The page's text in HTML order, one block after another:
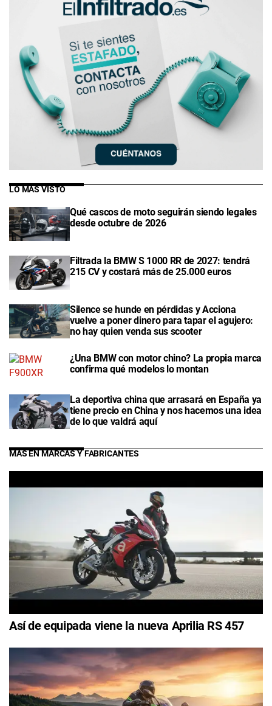
LO MÁS VISTO
Qué cascos de moto seguirán siendo legales
desde octubre de 2026
Filtrada la BMW S 1000 RR de 2027: tendrá
215 CV y costará más de 25.000 euros
Silence se hunde en pérdidas y Acciona
vuelve a poner dinero para tapar el agujero:
no hay quien venda sus scooter
¿Una BMW con motor chino? La propia marca
confirma qué modelos lo montan
La deportiva china que arrasará en España ya
tiene precio en China y nos hacemos una idea
de lo que valdrá aquí
MÁS EN MARCAS Y FABRICANTES
Así de equipada viene la nueva Aprilia RS 457